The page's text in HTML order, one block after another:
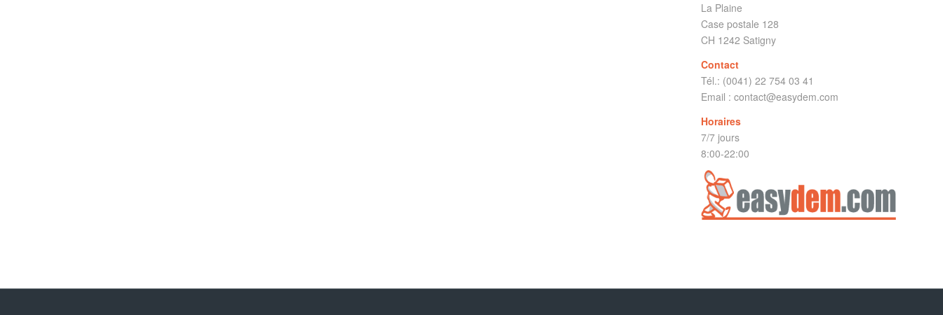
La Plaine
Case postale 128
CH 1242 Satigny
Contact
Tél.: (0041) 22 754 03 41
Email :contact@easydem.com
Horaires
7/7 jours
8:00-22:00